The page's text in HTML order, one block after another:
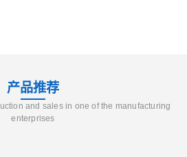
产品推荐
and sales in one of the manufacturing
enterprises